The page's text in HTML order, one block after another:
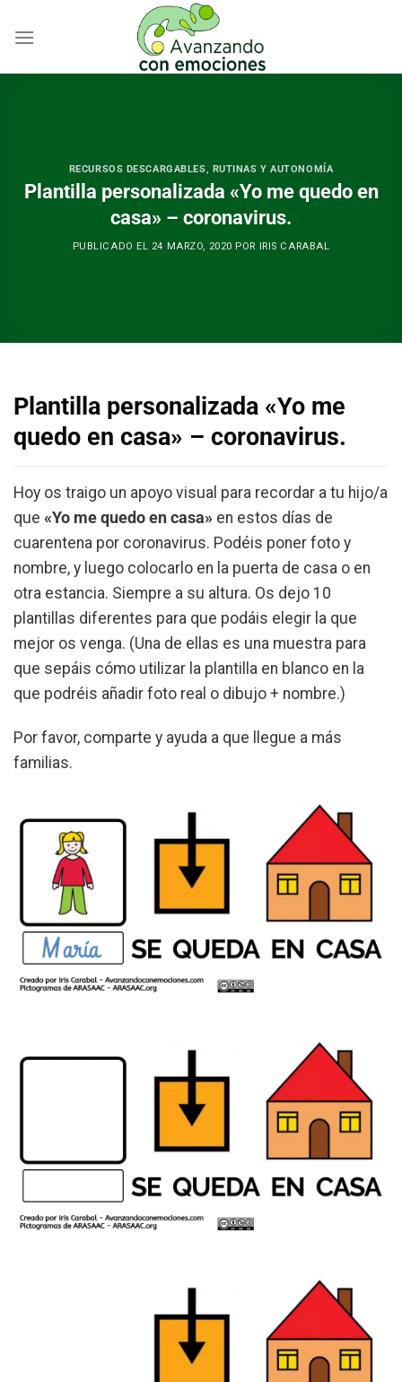
RECURSOS DESCARGABLES, RUTINAS Y AUTONOMÍA
Plantilla personalizada «Yo me quedo en
casa» – coronavirus.
PUBLICADO EL 24 MARZO, 2020 POR IRIS CARABAL
Plantilla personalizada «Yo me
quedo en casa» – coronavirus.
Hoy os traigo un apoyo visual para recordar a tu hijo/a
que «Yo me quedo en casa» en estos días de
cuarentena por coronavirus. Podéis poner foto y
nombre, y luego colocarlo en la puerta de casa o en
otra estancia. Siempre a su altura. Os dejo 10
plantillas diferentes para que podáis elegir la que
mejor os venga. (Una de ellas es una muestra para
que sepáis cómo utilizar la plantilla en blanco en la
que podréis añadir foto real o dibujo + nombre.)
Por favor, comparte y ayuda a que llegue a más
familias.